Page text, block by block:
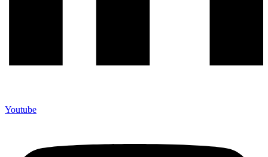
Youtube